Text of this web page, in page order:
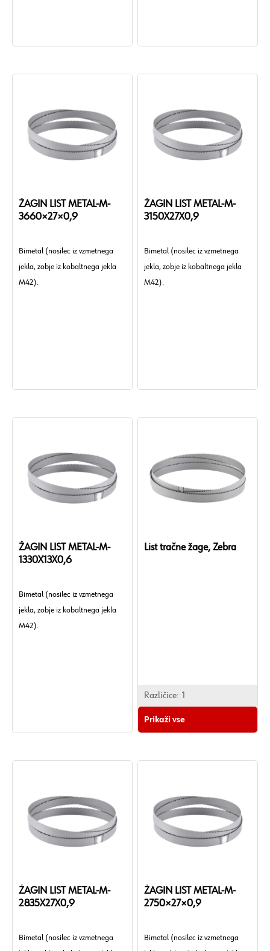
ŽAGIN LIST METAL-M-
3660×27×0,9
Bimetal (nosilec iz vzmetnega
jekla, zobje iz kobaltnega jekla
M42).
ŽAGIN LIST METAL-M-
3150X27X0,9
Bimetal (nosilec iz vzmetnega
jekla, zobje iz kobaltnega jekla
M42).
ŽAGIN LIST METAL-M-
1330X13X0,6
Bimetal (nosilec iz vzmetnega
jekla, zobje iz kobaltnega jekla
M42).
List tračne žage, Zebra
Različice: 1
Prikaži vse
ŽAGIN LIST METAL-M-
2835X27X0,9
Bimetal (nosilec iz vzmetnega
ŽAGIN LIST METAL-M-
2750×27×0,9
Bimetal (nosilec iz vzmetnega